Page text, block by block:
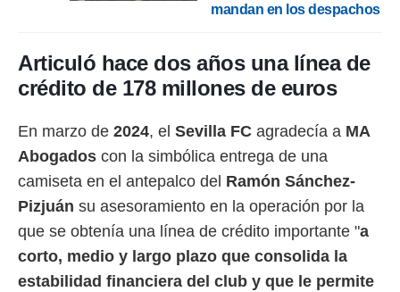
mandan en los despachos
Articuló hace dos años una línea de
crédito de 178 millones de euros
En marzo de 2024, el Sevilla FC agradecía a MA
Abogados con la simbólica entrega de una
camiseta en el antepalco del Ramón Sánchez-
Pizjuán su asesoramiento en la operación por la
que se obtenía una línea de crédito importante "a
corto, medio y largo plazo que consolida la
estabilidad financiera del club y que le permite